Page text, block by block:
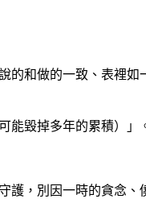
和做的一致、表裡如
能毀掉多年的累積）」
，別因一時的貪念、